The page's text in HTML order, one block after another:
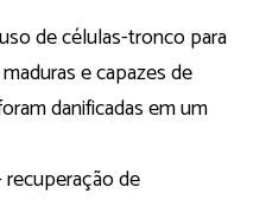
de células-tronco para
e capazes de
danificadas em um
recuperação de